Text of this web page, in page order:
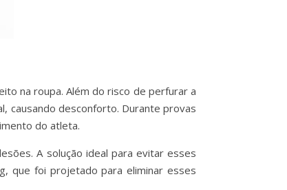
na roupa. Além do risco de perfurar a
causando desconforto. Durante provas
do atleta.
A solução ideal para evitar esses
que foi projetado para eliminar esses